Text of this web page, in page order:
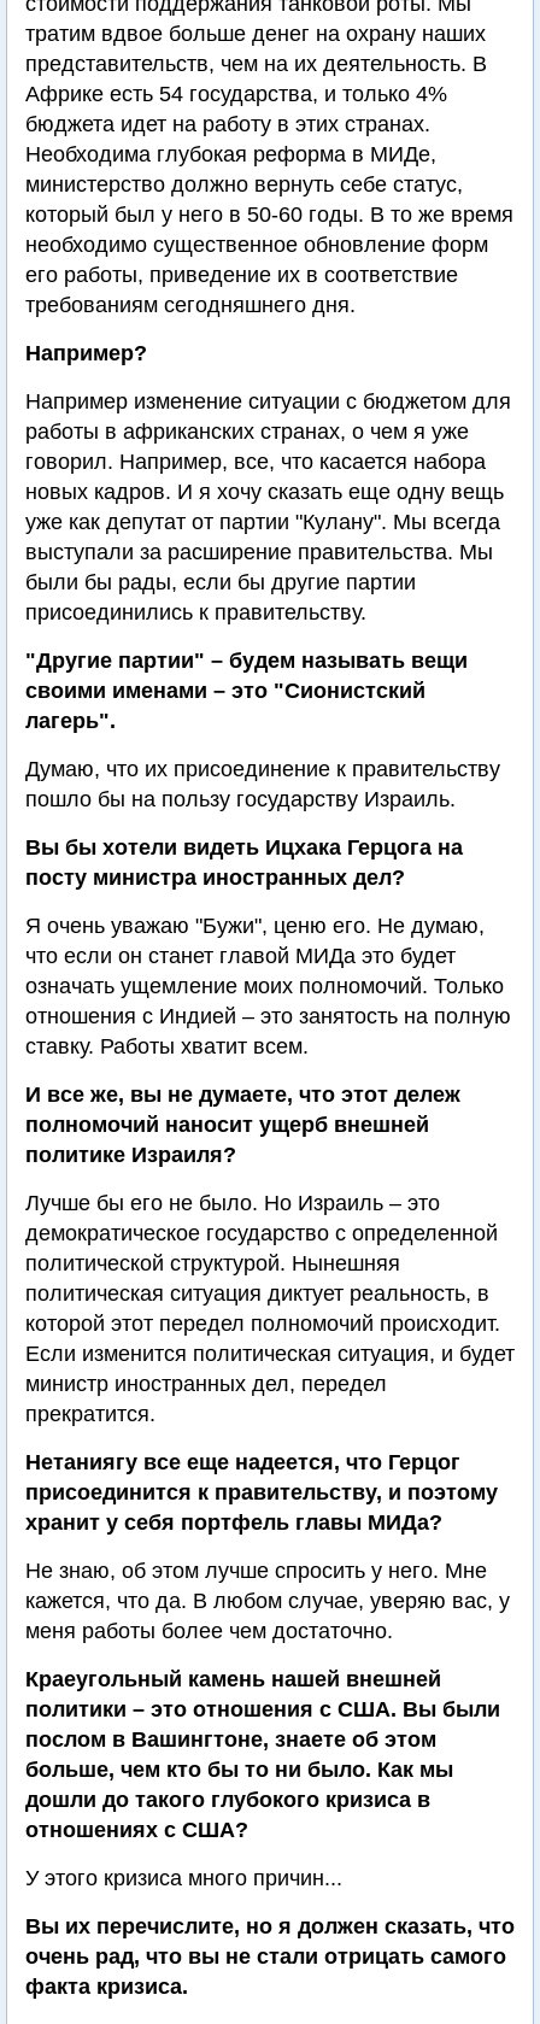
тратим вдвое больше денег на охрану наших
представительств, чем на их деятельность. В
Африке есть 54 государства, и только 4%
бюджета идет на работу в этих странах.
Необходима глубокая реформа в МИДе,
министерство должно вернуть себе статус,
который был у него в 50-60 годы. В то же время
необходимо существенное обновление форм
его работы, приведение их в соответствие
требованиям сегодняшнего дня.
Например?
Например изменение ситуации с бюджетом для
работы в африканских странах, о чем я уже
говорил. Например, все, что касается набора
новых кадров. И я хочу сказать еще одну вещь
уже как депутат от партии "Кулану". Мы всегда
выступали за расширение правительства. Мы
были бы рады, если бы другие партии
присоединились к правительству.
"Другие партии" – будем называть вещи
своими именами – это "Сионистский
лагерь".
Думаю, что их присоединение к правительству
пошло бы на пользу государству Израиль.
Вы бы хотели видеть Ицхака Герцога на
посту министра иностранных дел?
Я очень уважаю "Бужи", ценю его. Не думаю,
что если он станет главой МИДа это будет
означать ущемление моих полномочий. Только
отношения с Индией – это занятость на полную
ставку. Работы хватит всем.
И все же, вы не думаете, что этот дележ
полномочий наносит ущерб внешней
политике Израиля?
Лучше бы его не было. Но Израиль – это
демократическое государство с определенной
политической структурой. Нынешняя
политическая ситуация диктует реальность, в
которой этот передел полномочий происходит.
Если изменится политическая ситуация, и будет
министр иностранных дел, передел
прекратится.
Нетаниягу все еще надеется, что Герцог
присоединится к правительству, и поэтому
хранит у себя портфель главы МИДа?
Не знаю, об этом лучше спросить у него. Мне
кажется, что да. В любом случае, уверяю вас, у
меня работы более чем достаточно.
Краеугольный камень нашей внешней
политики – это отношения с США. Вы были
послом в Вашингтоне, знаете об этом
больше, чем кто бы то ни было. Как мы
дошли до такого глубокого кризиса в
отношениях с США?
У этого кризиса много причин...
Вы их перечислите, но я должен сказать, что
очень рад, что вы не стали отрицать самого
факта кризиса.